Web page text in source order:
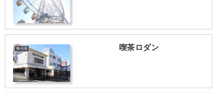
食べる 喫茶ロダン